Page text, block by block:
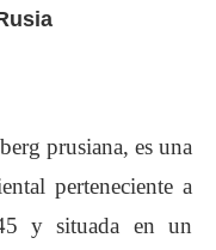
prusiana, es una
perteneciente a
y situada en un